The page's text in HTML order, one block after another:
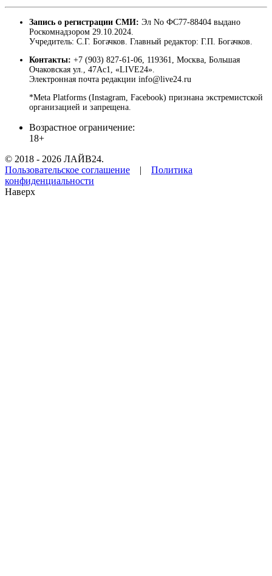
Запись о регистрации СМИ: Эл No ФС77-88404 выдано
Роскомнадзором 29.10.2024.
Учредитель: С.Г. Богачков. Главный редактор: Г.П. Богачков.
Контакты: +7 (903) 827-61-06, 119361, Москва, Большая
Очаковская ул., 47Ас1, «LIVE24».
Электронная почта редакции info@live24.ru
*Meta Platforms (Instagram, Facebook) признана экстремистской
организацией и запрещена.
Возрастное ограничение:
18+
© 2018 - 2026 ЛАЙВ24.
Пользовательское соглашение | Политика
конфиденциальности
Наверх